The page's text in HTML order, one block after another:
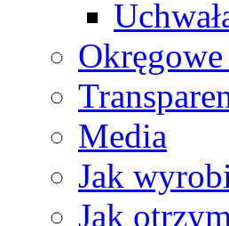
Media
Jak
Jak